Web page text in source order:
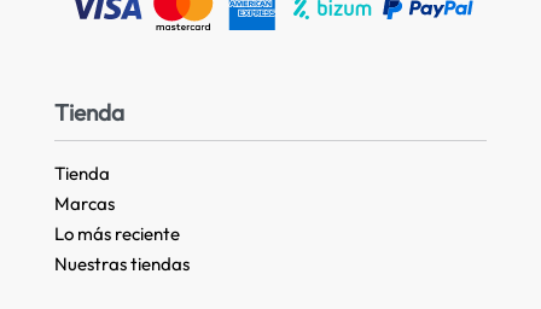
Tienda
Tienda
Marcas
Lo más reciente​
Nuestras tiendas​